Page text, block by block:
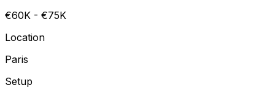
€60K - €75K
Location
Paris
Setup